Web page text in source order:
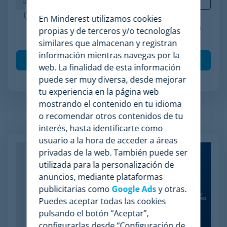
Minderest es una empresa certificada ISO-27001.
Acepto el procesamiento de mis datos de acuerdo
con lapolítica de privacidad.*
Artículos relacionados
En Minderest utilizamos cookies
propias y de terceros y/o tecnologías
similares que almacenan y registran
información mientras navegas por la
web. La finalidad de esta información
puede ser muy diversa, desde mejorar
tu experiencia en la página web
mostrando el contenido en tu idioma
o recomendar otros contenidos de tu
interés, hasta identificarte como
usuario a la hora de acceder a áreas
privadas de la web. También puede ser
utilizada para la personalización de
anuncios, mediante plataformas
publicitarias como Google Adsy otras.
Puedes aceptar todas las cookies
pulsando el botón “Aceptar”,